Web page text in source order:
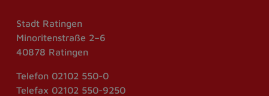
Stadt Ratingen
Minoritenstraße 2–6
40878 Ratingen
Telefon 02102 550-0
Telefax 02102 550-9250